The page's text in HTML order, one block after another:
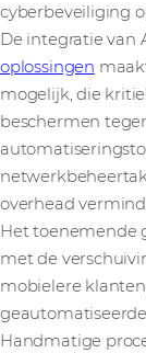
cyberbeveiliging
De integratie van
oplossingen
mogelijk, die
beschermen
overhead
Het toenemende
met de
mobielere
Handmatige